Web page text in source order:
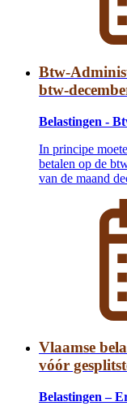
Btw-
btw-
Belastingen -
In principe
betalen op de
van de maand
Vlaamse
vóór
Belastingen –